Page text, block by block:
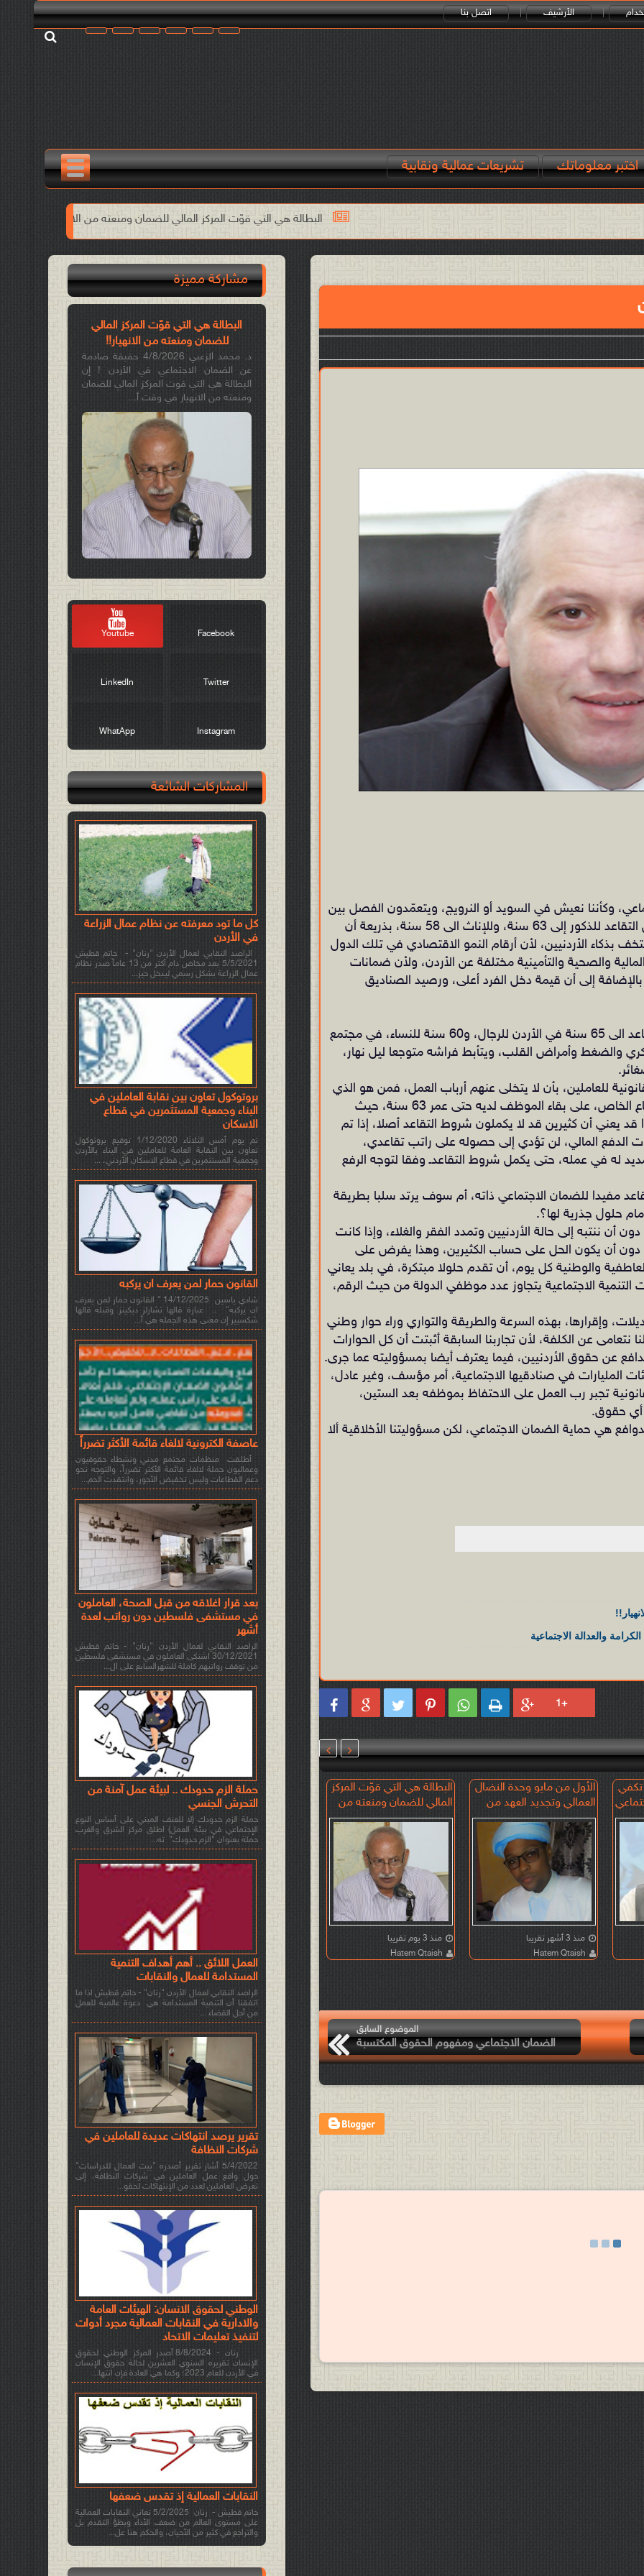
الأرشيف اتصل بنا
اختبر معلوماتك تشريعات عمالية ونقابية
البطالة هي التي قوّت المركز المالي للضمان ومنعته من الانهيار!! الأول من مايو وحدة
وكأننا نعيش في السويد أو النرويج، ويتعمّدون الفصل بين
البيئة الاقتصادية وسنّ التقاعد.الذي يريد رفع سن التقاعد للذكور إلى 63 سنة، وللإناث الى 58 سنة، بذريعة أن
بذكاء الأردنيين، لأن أرقام النمو الاقتصادي في تلك الدول
والصحية والتأمينية مختلفة عن الأردن، ولأن ضمانات
إلى أن قيمة دخل الفرد أعلى، ورصيد الصناديق
هل تعرفون أن هناك من كان يتمنى رفع سن التقاعد الى 65 سنة في الأردن للرجال، و60 سنة للنساء، في مجتمع
والضغط وأمراض القلب، ويتأبط فراشه متوجعا ليل نهار،
للعاملين، بأن لا يتخلى عنهم أرباب العمل، فمن هو الذي
يضمن أن يوافق رب العمل، أو المشغل في القطاع الخاص، على بقاء الموظف لديه حتى عمر 63 سنة، حيث
قد يعني أن كثيرين قد لا يكملون شروط التقاعد أصلا، إذا تم
الدفع المالي، لن تؤدي إلى حصوله على راتب تقاعدي،
له في عمله، حتى يكمل شروط التقاعدـ وفقا لتوجه الرفع
مفيدا للضمان الاجتماعي ذاته، أم سوف يرتد سلبا بطريقة
حلول جذرية لها؟.
أن ننتبه إلى حالة الأردنيين وتمدد الفقر والغلاء، وإذا كانت
دون أن يكون الحل على حساب الكثيرين، وهذا يفرض على
والوطنية كل يوم، أن تقدم حلولا مبتكرة، في بلد يعاني
الاجتماعية يتجاوز عدد موظفي الدولة من حيث الرقم،
وإقرارها، بهذه السرعة والطريقة والتواري وراء حوار وطني
عن الكلفة، لأن تجاربنا السابقة أثبتت أن كل الحوارات
عن حقوق الأردنيين، فيما يعترف أيضا بمسؤوليته عما جرى.
المليارات في صنادقيها الاجتماعية، أمر مؤسف، وغير عادل،
تجبر رب العمل على الاحتفاظ بموظفه بعد الستين،
أي حقوق.
هي حماية الضمان الاجتماعي، لكن مسؤوليتنا الأخلاقية ألا
والعدالة الاجتماعية
     
البطالة هي التي قوّت المركز
المالي للضمان ومنعته من
الانهيار!!
منذ 3 يوم تقريبا
Hatem Qtaish
الأول من مايو وحدة النضال
العمالي وتجديد العهد من
أجل الكرامة والعدالة
الاجتماعية
منذ 3 أشهر تقريبا
Hatem Qtaish
تكفي
 
الموضوع السابق
الضمان الاجتماعي ومفهوم الحقوق المكتسبة
مشاركة مميزة
البطالة هي التي قوّت المركز المالي
للضمان ومنعته من الانهيار!!
د. محمد الزعبي 4/8/2026 حقيقة صادمة
عن الضمان الاجتماعي في الأردن ! إن
البطالة هي التي قوت المركز المالي للضمان
ومنعته من الانهيار في وقت أ...
Facebook
Youtube
Twitter
LinkedIn
Instagram
WhatApp
المشاركات الشائعة
كل ما تود معرفته عن نظام عمال الزراعة
في الأردن
الراصد النقابي لعمال الأردن "رنان" - حاتم قطيش
5/5/2021 بعد مخاض دام أكثر من 13 عاماً صدر نظام
عمال الزراعة بشكل رسمي ليدخل حيز...
بروتوكول تعاون بين نقابة العاملين في
البناء وجمعية المستثمرين في قطاع
الاسكان
تم يوم أمس الثلاثاء 1/12/2020 توقيع بروتوكول
تعاون بين النقابة العامة للعاملين في البناء بالأردن
وجمعية المستثمرين في قطاع الاسكان الأردني، ...
القانون حمار لمن يعرف ان يركبه
شادي ياسين 14/12/2025 " القانون حمار لمن يعرف
ان يركبه" .. عبارة قالها تشارلز ديكينز وقبله قالها
شكسبير إن معنى هذه الجمله هي أ...
عاصفة الكترونية لالغاء قائمة الأكثر تضرراً
أطلقت منظمات مجتمع مدني ونشطاء حقوقيون
وعماليون حملة لالغاء قائمة الأكثر تضرراً، والتوجه نحو
دعم القطاعات وليس تخفيض الأجور، وانتقدت الحم...
بعد قرار اغلاقه من قبل الصحة، العاملون
في مستشفى فلسطين دون رواتب لعدة
أشهر
الراصد النقابي لعمال الأردن "رنان" - حاتم قطيش
30/12/2021 اشتكى العاملون في مستشفى فلسطين
من توقف رواتبهم كاملة للشهرالسابع على ال...
حملة الزم حدودك .. لبيئة عمل آمنة من
التحرش الجنسي
حملة الزم حدودك (لا للعنف المبني على أساس النوع
الإجتماعي في بيئة العمل) اطلق مركز الشرق والغرب
حملة بعنوان "الزم حدودك" ته...
العمل اللائق .. أهم أهداف التنمية
المستدامة للعمال والنقابات
الراصد النقابي لعمال الأردن "رنان" - حاتم قطيش اذا ما
اتفقنا أن التنمية المستدامة هي دعوة عالمية للعمل
من أجل القضاء ...
تقرير يرصد انتهاكات عديدة للعاملين في
شركات النظافة
5/4/2022 أشار تقرير أصدره "بيت العمال للدراسات"
حول واقع عمل العاملين في شركات النظافة، إلى
تعرض العاملين لعدد من الإنتهاكات لحقو...
الوطني لحقوق الانسان: الهيئات العامة
والادارية في النقابات العمالية مجرد أدوات
لتنفيذ تعليمات الاتحاد
رنان - 8/8/2024 أصدر المركز الوطني لحقوق
الإنسان تقريره السنوي العشرين لحالة حقوق الإنسان
في الأردن للعام 2023؛ وكما هي العادة فإن انتها...
النقابات العمالية إذ تقدس ضعفها
حاتم قطيش - رنان 5/2/2025 تعاني النقابات العمالية
على مستوى العالم من ضعف الأداء وبطؤ التقدم بل
والتراجع في كثير من الأحيان، والحكم هنا عل...